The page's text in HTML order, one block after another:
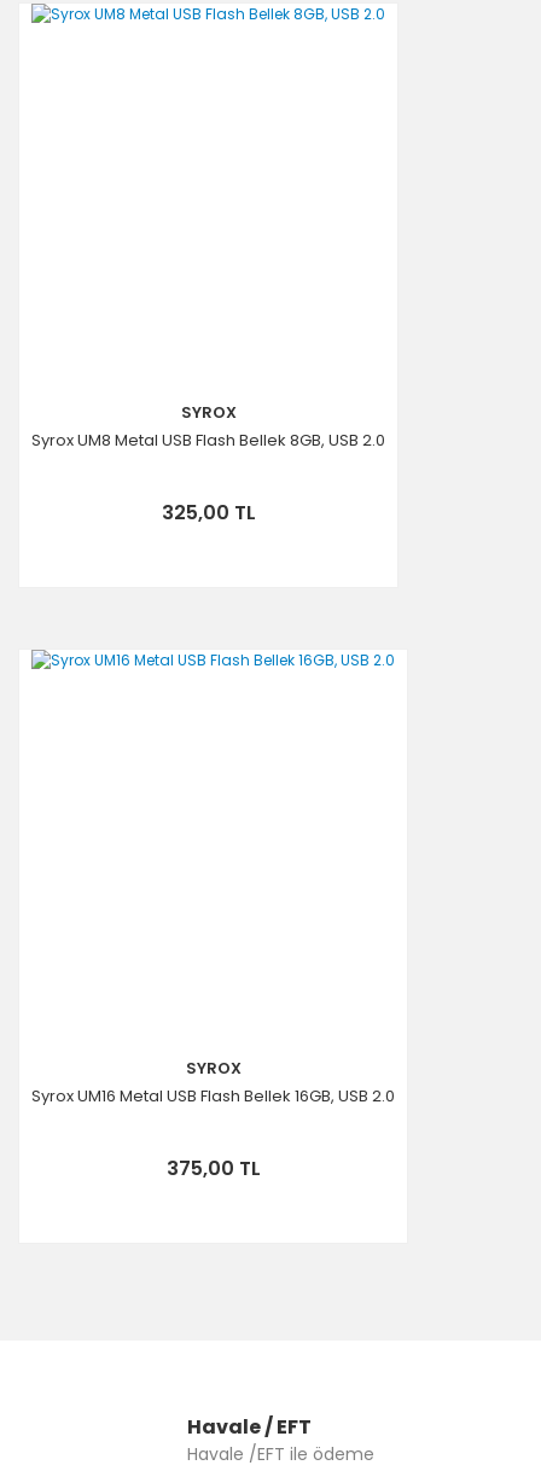
SYROX
Syrox UM8 Metal USB Flash Bellek 8GB, USB 2.0
325,00 TL
SYROX
Syrox UM16 Metal USB Flash Bellek 16GB, USB 2.0
375,00 TL
Havale / EFT
Havale /EFT ile ödeme